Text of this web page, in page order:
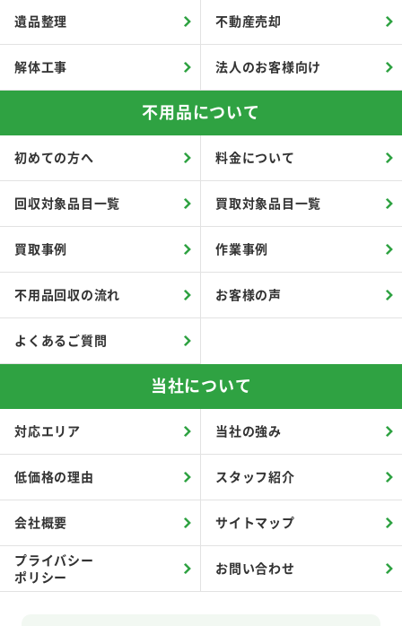
遺品整理 不動産売却
解体工事 法人のお客様向け
不用品について
初めての方へ 料金について
回収対象品目一覧 買取対象品目一覧
買取事例 作業事例
不用品回収の流れ お客様の声
よくあるご質問
当社について
対応エリア 当社の強み
低価格の理由 スタッフ紹介
会社概要 サイトマップ
プライバシー
ポリシー
お問い合わせ